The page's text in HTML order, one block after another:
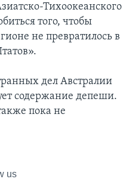
Тихоокеанского
того, чтобы
не превратилось в
дел Австралии
содержание депеши.
пока не
us